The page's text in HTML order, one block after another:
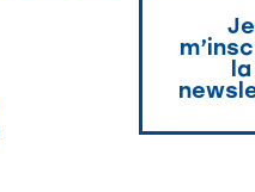
Je
la